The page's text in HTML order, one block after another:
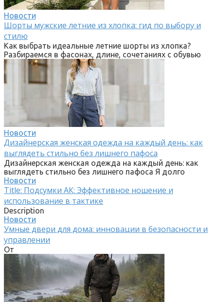
Новости
Шорты мужские летние из хлопка: гид по выбору и
стилю
Как выбрать идеальные летние шорты из хлопка?
Разбираемся в фасонах, длине, сочетаниях с обувью
Новости
Дизайнерская женская одежда на каждый день: как
выглядеть стильно без лишнего пафоса
Дизайнерская женская одежда на каждый день: как
выглядеть стильно без лишнего пафоса Я долго
Новости
Title: Подсумки АК: Эффективное ношение и
использование в тактике
Description
Новости
Умные двери для дома: инновации в безопасности и
управлении
От